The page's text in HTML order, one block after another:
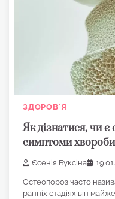
ЗДОРОВʼЯ
Як дізнатися, чи
симптоми хвороби
Єсенія Буксіна
Остеопороз часто
ранніх стадіях він